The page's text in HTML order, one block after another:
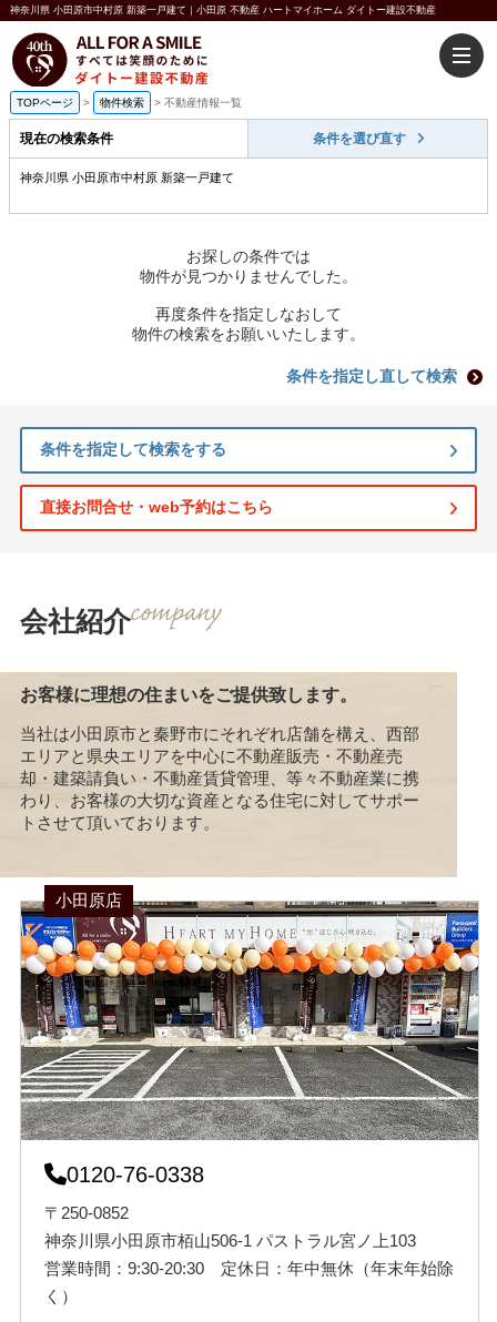
神奈川県 小田原市中村原 新築一戸建て｜小田原 不動産 ハートマイホーム ダイトー建設不動産
TOPページ > 物件検索 > 不動産情報一覧
現在の検索条件 条件を選び直す
神奈川県 小田原市中村原 新築一戸建て
お探しの条件では
物件が見つかりませんでした。
再度条件を指定しなおして
物件の検索をお願いいたします。
条件を指定し直して検索
条件を指定して検索をする
直接お問合せ・web予約はこちら
会社紹介
お客様に理想の住まいをご提供致します。
当社は小田原市と秦野市にそれぞれ店舗を構え、西部
エリアと県央エリアを中心に不動産販売・不動産売
却・建築請負い・不動産賃貸管理、等々不動産業に携
わり、お客様の大切な資産となる住宅に対してサポー
トさせて頂いております。
小田原店
0120-76-0338
〒250-0852
神奈川県小田原市栢山506-1 パストラル宮ノ上103
営業時間：9:30-20:30 定休日：年中無休（年末年始除
く）